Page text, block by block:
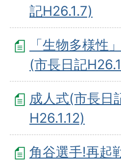
記H26.1.7)
「生物多様性
(市長日記
成人式(市長日
H26.1.12)
角谷選手!再起